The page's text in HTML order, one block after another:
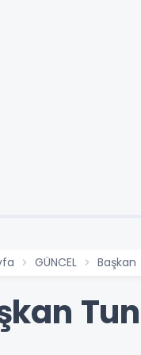
GÜNCEL Başkan